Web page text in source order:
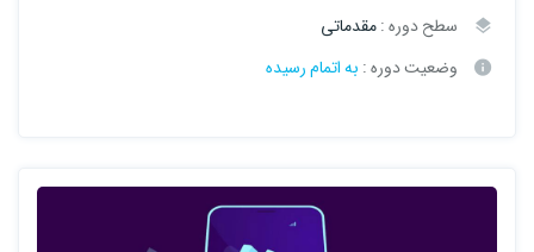
سطح دوره :مقدماتی
وضعیت دوره : به اتمام رسیده